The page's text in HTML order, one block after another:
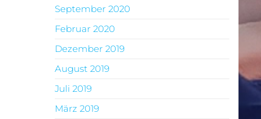
September 2020
Februar 2020
Dezember 2019
August 2019
Juli 2019
März 2019